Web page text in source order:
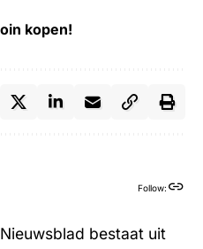
kopen!
Follow:
bestaat uit